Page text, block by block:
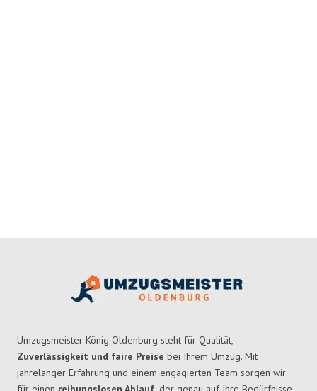
Umzugsmeister König Oldenburg steht für Qualität,
Zuverlässigkeit und faire Preise bei Ihrem Umzug. Mit
jahrelanger Erfahrung und einem engagierten Team sorgen wir